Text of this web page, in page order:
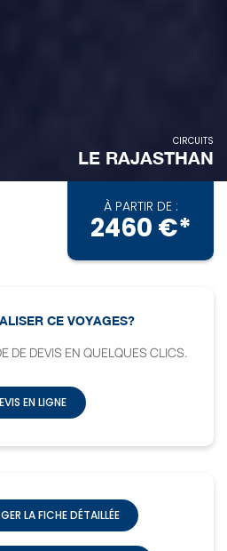
CIRCUITS
LE RAJASTHAN
À PARTIR DE :
2460 €*
CE VOYAGES?
DE DEVIS EN QUELQUES CLICS.
EN LIGNE
LA FICHE DÉTAILLÉE